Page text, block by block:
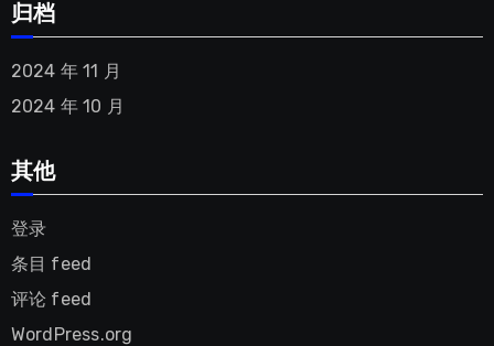
归档
2024 年 11 月
2024 年 10 月
其他
登录
条目 feed
评论 feed
WordPress.org